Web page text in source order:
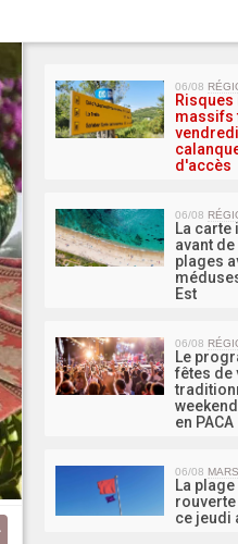
06/08
Risques
massifs
d'accès
06/08
La
avant
plages
Est
06/08
Le
fêtes de
en PACA
06/08
La
ce jeudi